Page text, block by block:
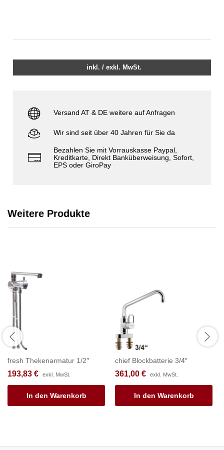
inkl. / exkl. MwSt.
Versand AT & DE weitere auf Anfragen
Wir sind seit über 40 Jahren für Sie da
Bezahlen Sie mit Vorrauskasse Paypal,
Kreditkarte, Direkt Banküberweisung, Sofort,
EPS oder GiroPay
Weitere Produkte
fresh Thekenarmatur 1/2″
193,83 € exkl. MwSt.
In den Warenkorb
chief Blockbatterie 3/4″
361,00 € exkl. MwSt.
In den Warenkorb